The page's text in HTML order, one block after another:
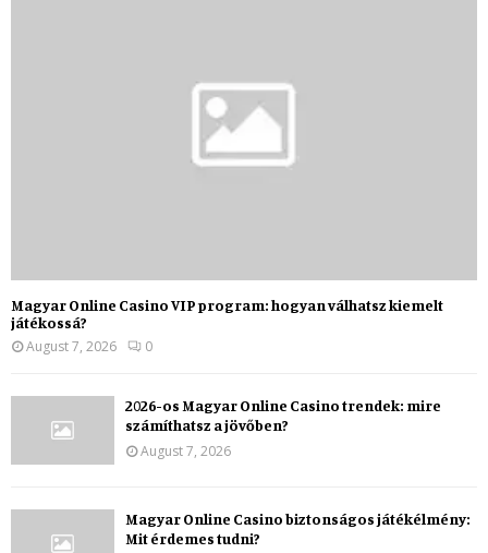
Magyar Online Casino VIP program: hogyan válhatsz kiemelt
játékossá?
August 7, 2026
0
2026-os Magyar Online Casino trendek: mire
számíthatsz a jövőben?
August 7, 2026
Magyar Online Casino biztonságos játékélmény:
Mit érdemes tudni?